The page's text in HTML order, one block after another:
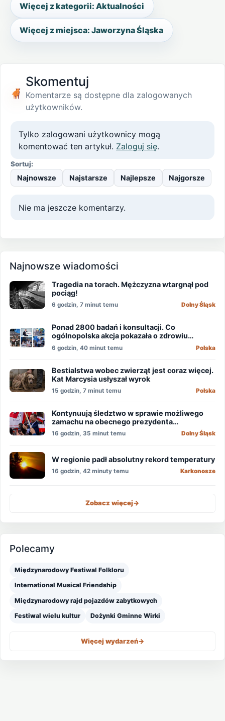
Więcej z kategorii: Aktualności
Więcej z miejsca: Jaworzyna Śląska
Skomentuj
Komentarze są dostępne dla zalogowanych
użytkowników.
Tylko zalogowani użytkownicy mogą
komentować ten artykuł. Zaloguj się.
Sortuj:
Najnowsze Najstarsze Najlepsze Najgorsze
Nie ma jeszcze komentarzy.
Najnowsze wiadomości
Tragedia na torach. Mężczyzna wtargnął pod
pociąg!
6 godzin, 7 minut temu Dolny Śląsk
Ponad 2800 badań i konsultacji. Co
ogólnopolska akcja pokazała o zdrowiu
mężczyzn?
6 godzin, 40 minut temu Polska
Bestialstwa wobec zwierząt jest coraz więcej.
Kat Marcysia usłyszał wyrok
15 godzin, 7 minut temu Polska
Kontynuują śledztwo w sprawie możliwego
zamachu na obecnego prezydenta
Nawrockiego
16 godzin, 35 minut temu Dolny Śląsk
W regionie padł absolutny rekord temperatury
16 godzin, 42 minuty temu Karkonosze
Zobacz więcej->
Polecamy
Międzynarodowy Festiwal Folkloru
International Musical Friendship
Międzynarodowy rajd pojazdów zabytkowych
Festiwal wielu kultur Dożynki Gminne Wirki
Więcej wydarzeń->